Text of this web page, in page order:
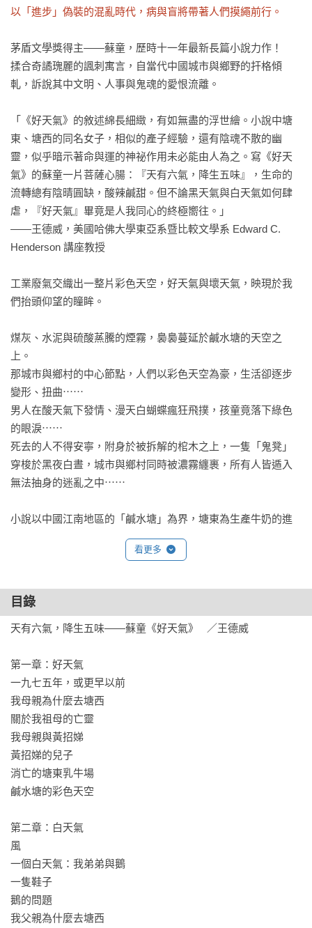
以「進步」偽裝的混亂時代，病與盲將帶著人們摸繩前行。
茅盾文學獎得主——蘇童，歷時十一年最新長篇小說力作！
揉合奇譎瑰麗的諷刺寓言，自當代中國城市與鄉野的扞格傾
軋，訴說其中文明、人事與鬼魂的愛恨流離。
「《好天氣》的敘述綿長細緻，有如無盡的浮世繪。小說中塘
東、塘西的同名女子，相似的產子經驗，還有陰魂不散的幽
靈，似乎暗示著命與運的神祕作用未必能由人為之。寫《好天
氣》的蘇童一片菩薩心腸：『天有六氣，降生五味』，生命的
流轉總有陰晴圓缺，酸辣鹹甜。但不論黑天氣與白天氣如何肆
虐，『好天氣』畢竟是人我同心的終極嚮往。」
——王德威，美國哈佛大學東亞系暨比較文學系 Edward C.
Henderson 講座教授
工業廢氣交織出一整片彩色天空，好天氣與壞天氣，映現於我
們抬頭仰望的瞳眸。
煤灰、水泥與硫酸蒸騰的煙霧，裊裊蔓延於鹹水塘的天空之
上。
那城市與鄉村的中心節點，人們以彩色天空為豪，生活卻逐步
變形、扭曲⋯⋯
男人在酸天氣下發情、漫天白蝴蝶瘋狂飛撲，孩童竟落下綠色
的眼淚⋯⋯
死去的人不得安寧，附身於被拆解的棺木之上，一隻「鬼凳」
穿梭於黑夜白晝，城市與鄉村同時被濃霧纏裹，所有人皆遁入
無法抽身的迷亂之中⋯⋯
小說以中國江南地區的「鹹水塘」為界，塘東為生產牛奶的進
步城市，塘西則是以殯葬業為生的封建村落。故事自上世紀七○
年代塘東鄧家、塘西蕭家的宿命糾結拉開序幕：皆以「招娣」
名兒子，而塘西招娣則如願以償，獲得一雙龍鳳胎……誰料龍
鳳胎的男童竟離奇失蹤，眾人墜入暗黝深谷，層層疊疊的荒誕
事件不斷堆高兩家愁怨，死去鄧家祖母的鬼魂遊蕩其間，掀起
民自沉溺斃之所，黑夜中喪失生存欲望的軀殼，一步步邁向塘
中，而時隱時現的「鬼鵝」，也成了當地一抹驚駭魅影……
以塘為界的城郊地帶，兩家人跨越三十年的恩仇，延伸至下一
代仍如影隨形；那些愛恨悲歡彷彿鹹水塘上方的彩色天空，時
而絢爛聚攏，時而轉瞬即逝。
作者以鹹水塘周遭瀰漫一片鬼氣、沾染傳奇色彩的魔幻敘事，
變遷。改革開放後的新時代衝擊，碳黑廠、硫酸廠、軋鋼廠等
建設，一方織綴出燦麗奪目的彩色天空，一方也形塑了人心與
健康的畸態；社會風習的消長，也映射出人性風景的變化，彷
彿那氤氳在塘邊的濃霧水氣，隨著冉冉直上的煙塵，席捲了大
時代風雲，也穿越了種種迷信、重男輕女，以及文明興衰的奇
詭悲歡⋯⋯
看更多
目錄
天有六氣，降生五味——蘇童《好天氣》   ／王德威
第一章：好天氣
一九七五年，或更早以前
我母親為什麼去塘西
關於我祖母的亡靈
我母親與黃招娣
黃招娣的兒子
消亡的塘東乳牛場
鹹水塘的彩色天空
第二章：白天氣
風
一個白天氣：我弟弟與鵝
一隻鞋子
鵝的問題
我父親為什麼去塘西